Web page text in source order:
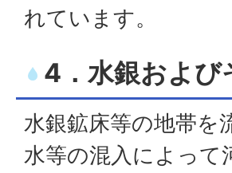
れています。
4．水銀および
水銀鉱床等の地帯を
水等の混入によって